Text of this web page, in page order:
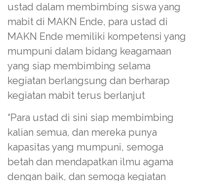
ustad dalam membimbing siswa yang
mabit di MAKN Ende, para ustad di
MAKN Ende memiliki kompetensi yang
mumpuni dalam bidang keagamaan
yang siap membimbing selama
kegiatan berlangsung dan berharap
kegiatan mabit terus berlanjut
“Para ustad di sini siap membimbing
kalian semua, dan mereka punya
kapasitas yang mumpuni, semoga
betah dan mendapatkan ilmu agama
dengan baik, dan semoga kegiatan